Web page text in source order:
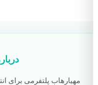
مهیارهاب پلتفرمی برای